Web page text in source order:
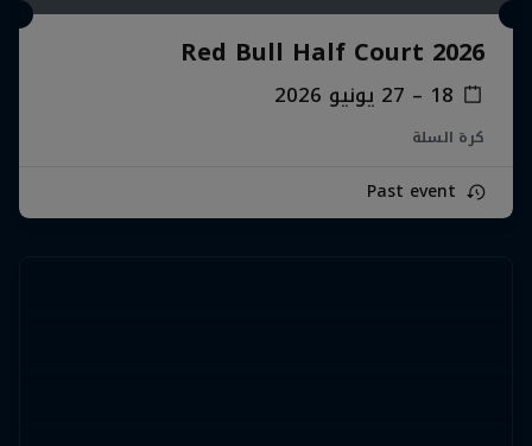
Red Bull Half Court 2026
18 – 27 يونيو 2026
كرة السلة
Past event